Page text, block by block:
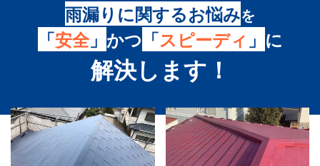
雨漏りに関するお悩みを
「安全」 かつ 「スピーディ 」 に
解決します！